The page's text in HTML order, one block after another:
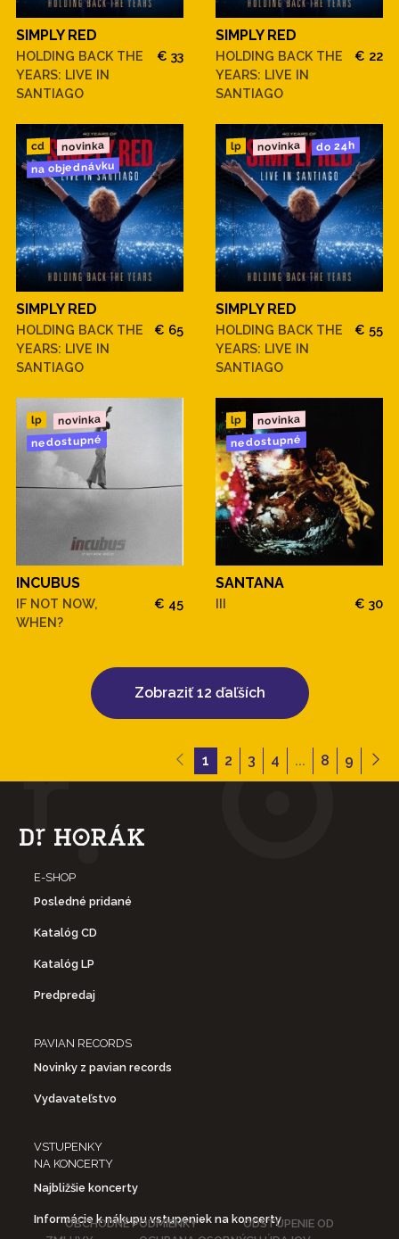
SIMPLY RED
HOLDING BACK THE
YEARS: LIVE IN
SANTIAGO
€ 33
SIMPLY RED
HOLDING BACK THE
YEARS: LIVE IN
SANTIAGO
€ 22
cd novinka
na objednávku
SIMPLY RED
HOLDING BACK THE
YEARS: LIVE IN
SANTIAGO
€ 65
lp novinka do 24h
SIMPLY RED
HOLDING BACK THE
YEARS: LIVE IN
SANTIAGO
€ 55
lp novinka
nedostupné
INCUBUS
IF NOT NOW,
WHEN?
€ 45
lp novinka
nedostupné
SANTANA
€ 30
Zobraziť 12 ďaľších
1 2 3 4 ... 8 9
E-SHOP
Posledné pridané
Katalóg CD
Katalóg LP
Predpredaj
PAVIAN RECORDS
Novinky z pavian records
Vydavateľstvo
VSTUPENKY
NA KONCERTY
Najbližšie koncerty
Informácie k nákupu vstupeniek na koncerty
OBCHODNÉ PODMIENKY
ODSTÚPENIE OD